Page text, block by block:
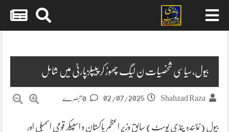
بیول،سیاسی شخصیات ن لیگ چھوڑ کر پیپلزپارٹی میں شامل
Shahzad Raza
02/07/2025
بیول (نمائندہ پنڈی پوسٹ) سابق وزیر اعظم پاکستان و اسپیکر قومی اسمبلی اور